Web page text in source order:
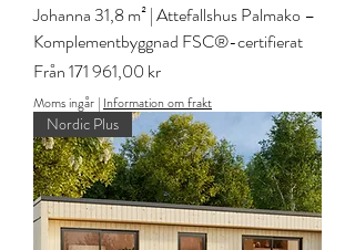
Johanna 31,8 m² | Attefallshus Palmako –
Komplementbyggnad FSC®-certifierat
Från171 961,00 kr
Reapris
Moms ingår | Information om frakt
Nordic Plus